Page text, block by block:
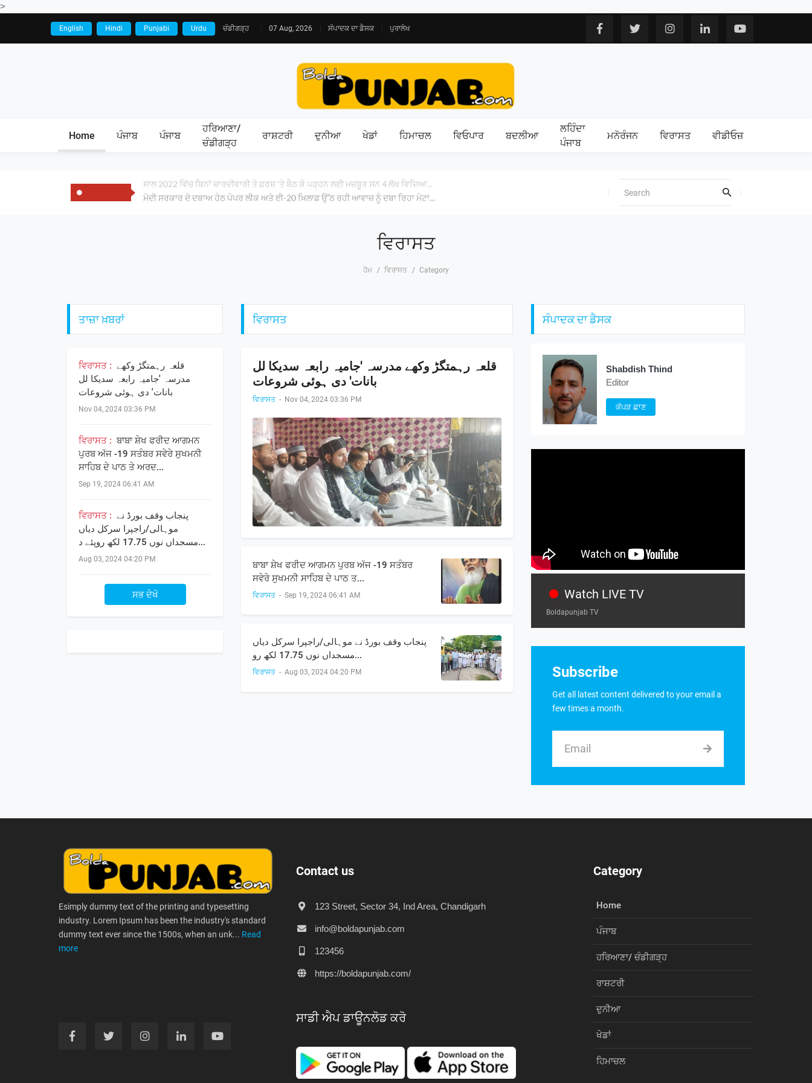
>
English Hindi Punjabi Urdu ਚੰਡੀਗੜ੍ਹ 07 Aug, 2026 ਸੰਪਾਦਕ ਦਾ ਡੈਸਕ ਪੁਰਾਲੇਖ
Home ਪੰਜਾਬ ਪੰਜਾਬ
ਹਰਿਆਣਾ/
ਚੰਡੀਗੜ੍ਹ
ਰਾਸ਼ਟਰੀ ਦੁਨੀਆ ਖੇਡਾਂ ਹਿਮਾਚਲ ਵਿਓਪਾਰ ਬਦਲੀਆ
ਲਹਿੰਦਾ
ਪੰਜਾਬ
ਮਨੋਰੰਜਨ ਵਿਰਾਸਤ ਵੀਡੀਓਜ਼
ਮੋਦੀ ਸਰਕਾਰ ਦੇ ਦਬਾਅ ਹੇਠ ਪੇਪਰ ਲੀਕ ਅਤੇ ਈ-20 ਖ਼ਿਲਾਫ਼ ਉੱਠ ਰਹੀ ਆਵਾਜ਼ ਨੂੰ ਦਬਾ ਰਿਹਾ ਮੇਟਾ...
ਸਾਲ 2022 ਵਿੱਚ ਬਿਨਾਂ ਚਾਰਦੀਵਾਰੀ ਤੇ ਫ਼ਰਸ਼ 'ਤੇ ਬੈਠ ਕੇ ਪੜ੍ਹਨ ਲਈ ਮਜ਼ਬੂਰ ਸਨ 4 ਲੱਖ ਵਿਦਿਆ...
ਵਿਰਾਸਤ
ਹੋਮ ਵਿਰਾਸਤ Category
ਤਾਜ਼ਾ ਖ਼ਬਰਾਂ
ਵਿਰਾਸਤ : قلعہ رہمتگڑ وکھے
مدرسہ 'جامیہ رابعہ سدیکا لل
بانات' دی ہوئی شروعات
Nov 04, 2024 03:36 PM
ਵਿਰਾਸਤ : ਬਾਬਾ ਸ਼ੇਖ ਫਰੀਦ ਆਗਮਨ
ਪੁਰਬ ਅੱਜ -19 ਸਤੰਬਰ ਸਵੇਰੇ ਸੁਖਮਨੀ
ਸਾਹਿਬ ਦੇ ਪਾਠ ਤੇ ਅਰਦ...
Sep 19, 2024 06:41 AM
ਵਿਰਾਸਤ : پنجاب وقف بورڈ نے
موہالی/راجپرا سرکل دیاں
مسجداں نوں 17.75 لکھ روپئے د...
Aug 03, 2024 04:20 PM
ਸਭ ਦੇਖੋ
ਵਿਰਾਸਤ
قلعہ رہمتگڑ وکھے مدرسہ 'جامیہ رابعہ سدیکا لل
بانات' دی ہوئی شروعات
ਵਿਰਾਸਤ - Nov 04, 2024 03:36 PM
ਬਾਬਾ ਸ਼ੇਖ ਫਰੀਦ ਆਗਮਨ ਪੁਰਬ ਅੱਜ -19 ਸਤੰਬਰ
ਸਵੇਰੇ ਸੁਖਮਨੀ ਸਾਹਿਬ ਦੇ ਪਾਠ ਤ...
ਵਿਰਾਸਤ - Sep 19, 2024 06:41 AM
پنجاب وقف بورڈ نے موہالی/راجپرا سرکل دیاں
مسجداں نوں 17.75 لکھ رو...
ਵਿਰਾਸਤ - Aug 03, 2024 04:20 PM
ਸੰਪਾਦਕ ਦਾ ਡੈਸਕ
Shabdish Thind
Editor
ਕੱਪੜ ਛਾਣ
Watch LIVE TV
Boldapunjab TV
Subscribe
Get all latest content delivered to your email a
few times a month.
Esimply dummy text of the printing and typesetting
industry. Lorem Ipsum has been the industry's standard
dummy text ever since the 1500s, when an unk... Read
more
Contact us
123 Street, Sector 34, Ind Area, Chandigarh
info@boldapunjab.com
123456
https://boldapunjab.com/
ਸਾਡੀ ਐਪ ਡਾਊਨਲੋਡ ਕਰੋ
Category
Home
ਪੰਜਾਬ
ਹਰਿਆਣਾ/ ਚੰਡੀਗੜ੍ਹ
ਰਾਸ਼ਟਰੀ
ਦੁਨੀਆ
ਖੇਡਾਂ
ਹਿਮਾਚਲ